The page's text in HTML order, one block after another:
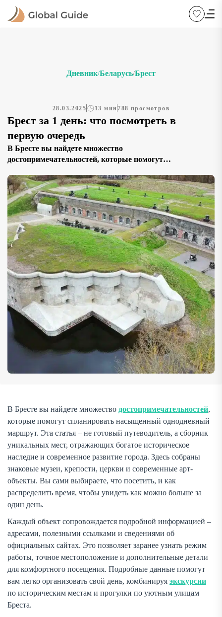
Дневник/Беларусь/Брест
28.03.2025 13 мин788 просмотров
Брест за 1 день: что посмотреть в
первую очередь
В Бресте вы найдете множество
достопримечательностей, которые помогут
статья – не готовый путеводитель, а сборник
уникальных мест, отражающих богатое историческое
наследие и современное развитие города. Здесь собраны
знаковые музеи, крепости, церкви и современные арт-
объекты. Вы сами выбираете, что посетить, и как
распределить время, чтобы увидеть как можно больше
за один […]
В Бресте вы найдете множество достопримечательностей,
которые помогут спланировать насыщенный однодневный
маршрут. Эта статья – не готовый путеводитель, а сборник
уникальных мест, отражающих богатое историческое
наследие и современное развитие города. Здесь собраны
знаковые музеи, крепости, церкви и современные арт-
объекты. Вы сами выбираете, что посетить, и как
распределить время, чтобы увидеть как можно больше за
один день.
Каждый объект сопровождается подробной информацией –
адресами, полезными ссылками и сведениями об
официальных сайтах. Это позволяет заранее узнать режим
работы, точное местоположение и дополнительные детали
для комфортного посещения. Подробные данные помогут
вам легко организовать свой день, комбинируя экскурсии
по историческим местам и прогулки по уютным улицам
Бреста.